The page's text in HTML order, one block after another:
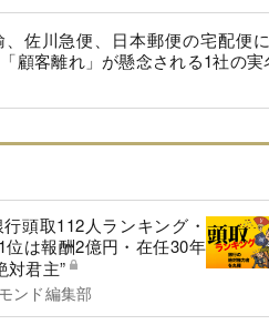
、佐川急便、日本郵便の宅配便
顧客離れ」が懸念される1社の実
頭取112人ランキング・
位は報酬2億円・在任30年
対君主”
ンド編集部